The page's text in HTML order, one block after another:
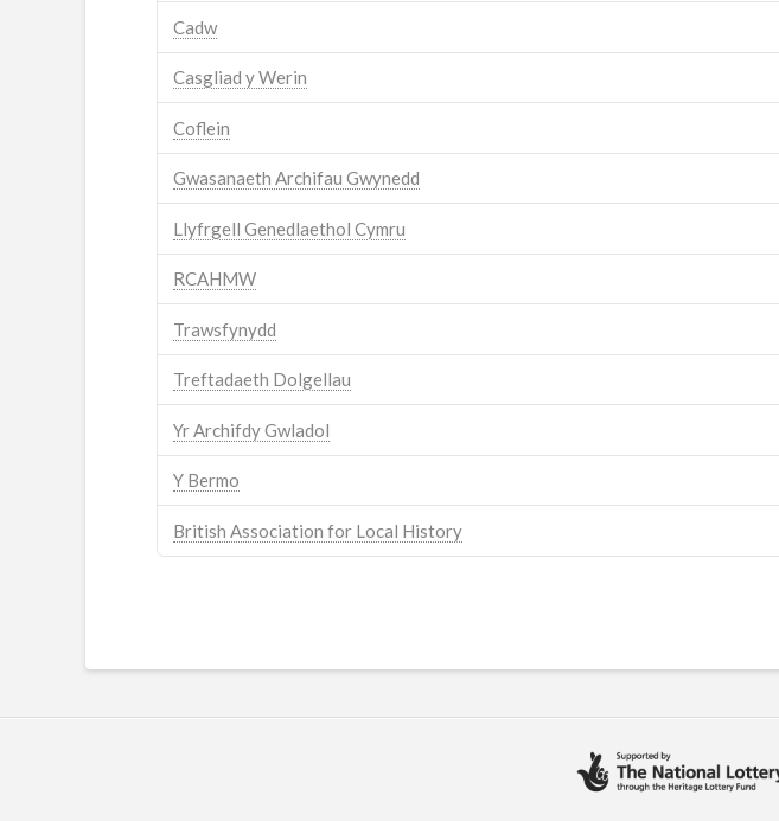
Cadw
Casgliad y Werin
Coflein
Gwasanaeth Archifau Gwynedd
Llyfrgell Genedlaethol Cymru
RCAHMW
Trawsfynydd
Treftadaeth Dolgellau
Yr Archifdy Gwladol
Y Bermo
British Association for Local History